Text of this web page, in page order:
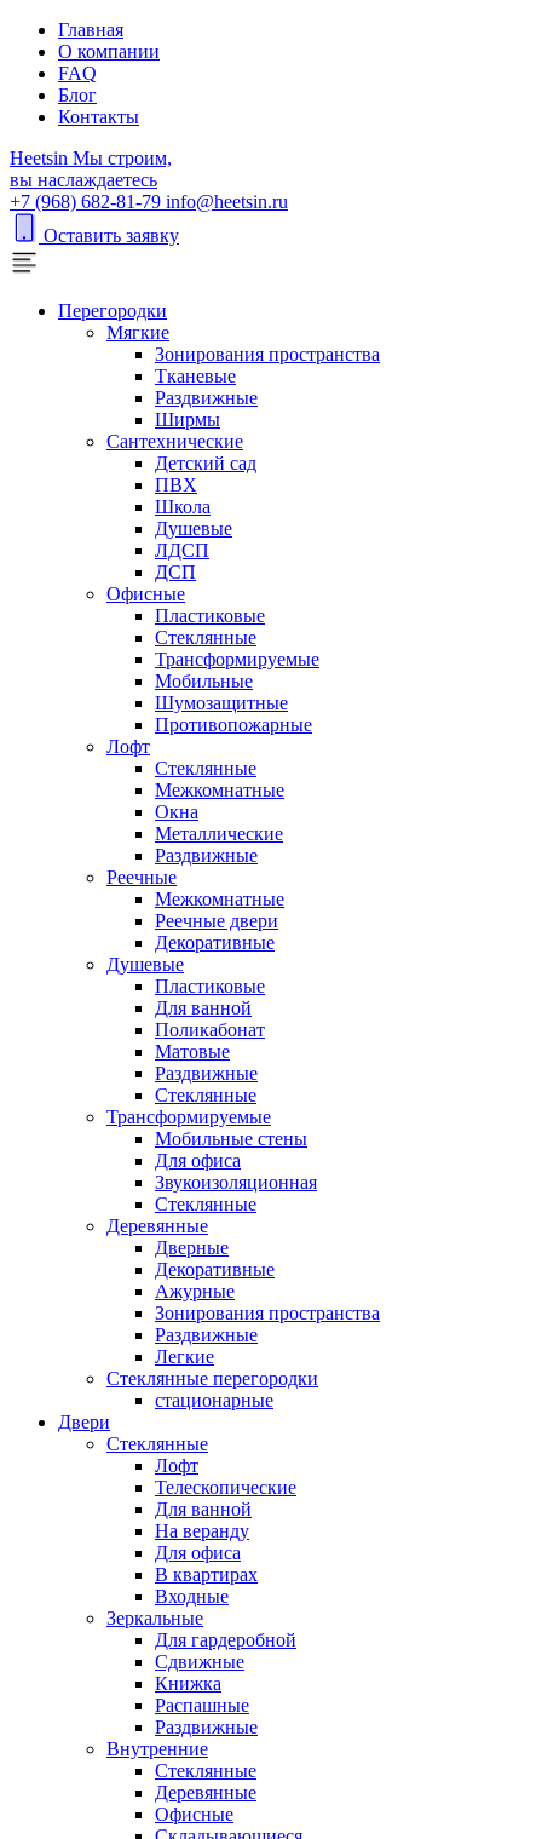
Главная
О компании
FAQ
Блог
Контакты
Heetsin Мы строим,
вы наслаждаетесь
+7 (968) 682-81-79 info@heetsin.ru
Оставить заявку
Перегородки
Мягкие
Зонирования пространства
Тканевые
Раздвижные
Ширмы
Сантехнические
Детский сад
ПВХ
Школа
Душевые
ЛДСП
ДСП
Офисные
Пластиковые
Стеклянные
Трансформируемые
Мобильные
Шумозащитные
Противопожарные
Лофт
Стеклянные
Межкомнатные
Окна
Металлические
Раздвижные
Реечные
Межкомнатные
Реечные двери
Декоративные
Душевые
Пластиковые
Для ванной
Поликабонат
Матовые
Раздвижные
Стеклянные
Трансформируемые
Мобильные стены
Для офиса
Звукоизоляционная
Стеклянные
Деревянные
Дверные
Декоративные
Ажурные
Зонирования пространства
Раздвижные
Легкие
Стеклянные перегородки
стационарные
Двери
Стеклянные
Лофт
Телескопические
Для ванной
На веранду
Для офиса
В квартирах
Входные
Зеркальные
Для гардеробной
Сдвижные
Книжка
Распашные
Раздвижные
Внутренние
Стеклянные
Деревянные
Офисные